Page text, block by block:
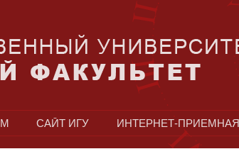
САЙТ ИГУ ИНТЕРНЕТ-ПРИЕМНАЯ